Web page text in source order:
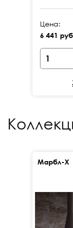
Цена:
6 441
Марбл-Х